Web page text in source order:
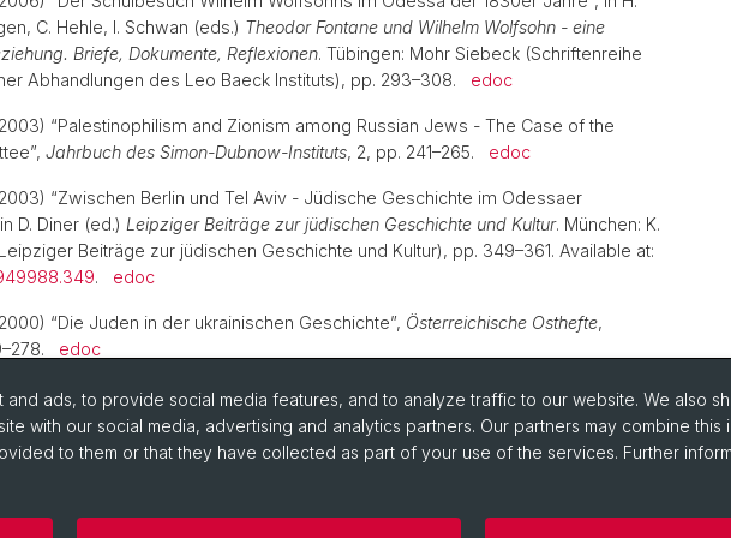
C. Hehle, I. Schwan (eds.) Theodor Fontane und Wilhelm Wolfsohn - eine
Briefe, Dokumente, Reflexionen. Tübingen: Mohr Siebeck (Schriftenreihe
Abhandlungen des Leo Baeck Instituts), pp. 293–308. edoc
“Palestinophilism and Zionism among Russian Jews - The Case of the
Jahrbuch des Simon-Dubnow-Instituts, 2, pp. 241–265. edoc
“Zwischen Berlin und Tel Aviv - Jüdische Geschichte im Odessaer
D. Diner (ed.) Leipziger Beiträge zur jüdischen Geschichte und Kultur. München: K.
Beiträge zur jüdischen Geschichte und Kultur), pp. 349–361. Available at:
. edoc
“Die Juden in der ukrainischen Geschichte”, Österreichische Osthefte,
edoc
ads, to provide social media features, and to analyze traffic to our website. We also
with our social media, advertising and analytics partners. Our partners may combine this
to them or that they have collected as part of your use of the services. Further